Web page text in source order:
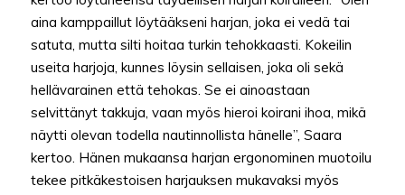
aina kamppaillut löytääkseni harjan, joka ei vedä tai
satuta, mutta silti hoitaa turkin tehokkaasti. Kokeilin
useita harjoja, kunnes löysin sellaisen, joka oli sekä
hellävarainen että tehokas. Se ei ainoastaan
selvittänyt takkuja, vaan myös hieroi koirani ihoa, mikä
näytti olevan todella nautinnollista hänelle”, Saara
kertoo. Hänen mukaansa harjan ergonominen muotoilu
tekee pitkäkestoisen harjauksen mukavaksi myös